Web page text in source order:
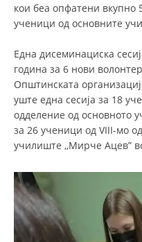
ЕДУКАТИВНО
кои беа опфатени вкупно
ученици од основните
Една дисеминациска
година за 6 нови
Општинската
уште една сесија за 18
одделение од основното
за 26 ученици од VIII-мо
училиште ,,Мирче Ацев”